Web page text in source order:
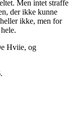
Men intet straffe
der ikke kunne
ikke, men for
Hviie, og